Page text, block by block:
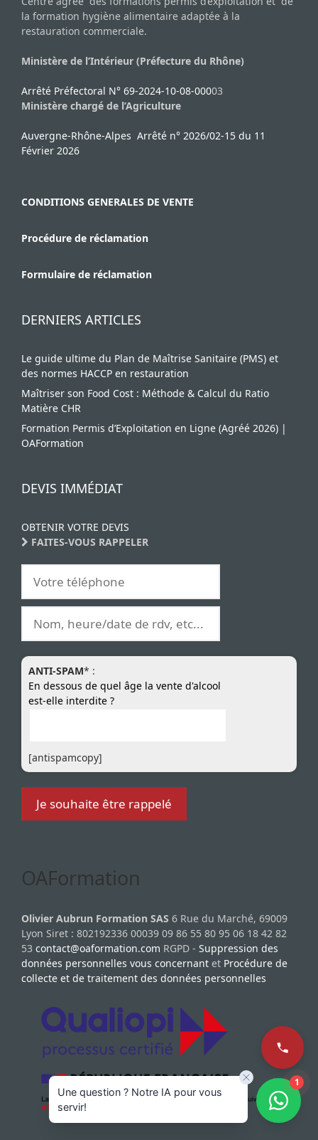
la formation hygiène alimentaire adaptée à la
restauration commerciale.
Ministère de l’Intérieur (Préfecture du Rhône)
Arrêté Préfectoral N° 69-2024-10-08-00003
Ministère chargé de l’Agriculture
Auvergne-Rhône-Alpes Arrêté n° 2026/02-15 du 11
Février 2026
CONDITIONS GENERALES DE VENTE
Procédure de réclamation
Formulaire de réclamation
DERNIERS ARTICLES
Le guide ultime du Plan de Maîtrise Sanitaire (PMS) et
des normes HACCP en restauration
Maîtriser son Food Cost : Méthode & Calcul du Ratio
Matière CHR
Formation Permis d’Exploitation en Ligne (Agréé 2026) |
OAFormation
DEVIS IMMÉDIAT
OBTENIR VOTRE DEVIS
FAITES-VOUS RAPPELER
ANTI-SPAM* :
En dessous de quel âge la vente d'alcool
est-elle interdite ?
[antispamcopy]
OAFormation
Olivier Aubrun Formation SAS 6 Rue du Marché, 69009
Lyon Siret : 802192336 00039 09 86 55 80 95 06 18 42 82
53 contact@oaformation.com RGPD - Suppression des
données personnelles vous concernant et Procédure de
collecte et de traitement des données personnelles
Une question ? Notre IA pour vous
servir!
1